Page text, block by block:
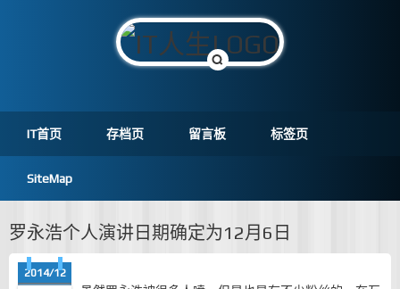
IT首页 存档页 留言板 标签页
SiteMap
罗永浩个人演讲日期确定为12月6日
2014/12